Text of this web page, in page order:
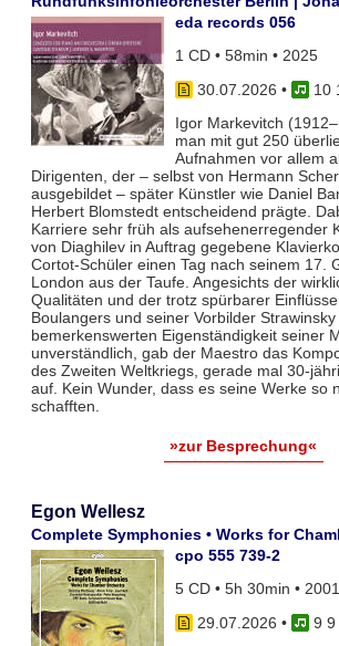
eda records 056
1 CD • 58min • 2025
30.07.2026 •
10
Igor Markevitch
man mit gut 250
Aufnahmen vor allem
Dirigenten, der – selbst von Hermann
ausgebildet – später Künstler wie Daniel
Herbert Blomstedt entscheidend prägte.
Karriere sehr früh als aufsehenerregender
von Diaghilev in Auftrag gegebene
Cortot-Schüler einen Tag nach seinem 17.
London aus der Taufe. Angesichts der
Qualitäten und der trotz spürbarer
Boulangers und seiner Vorbilder
bemerkenswerten Eigenständigkeit seiner
unverständlich, gab der Maestro das
des Zweiten Weltkriegs, gerade mal 30-
auf. Kein Wunder, dass es seine Werke so
schafften.
»zur Besprechung«
Egon Wellesz
Complete Symphonies • Works for
cpo 555 739-2
5 CD • 5h 30min •
29.07.2026 •
9 9